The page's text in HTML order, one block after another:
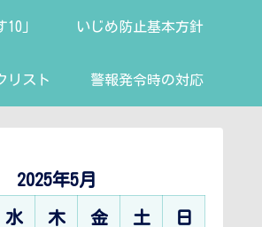
」 いじめ防止基本方針
リスト 警報発令時の対応
2025年5月
水 木 金 土 日